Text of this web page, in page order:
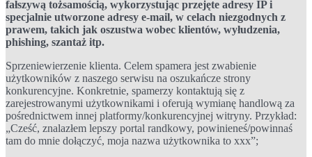
fałszywą tożsamością, wykorzystując przejęte adresy IP i
specjalnie utworzone adresy e-mail, w celach niezgodnych z
prawem, takich jak oszustwa wobec klientów, wyłudzenia,
phishing, szantaż itp.
Sprzeniewierzenie klienta. Celem spamera jest zwabienie
użytkowników z naszego serwisu na oszukańcze strony
konkurencyjne. Konkretnie, spamerzy kontaktują się z
zarejestrowanymi użytkownikami i oferują wymianę handlową za
pośrednictwem innej platformy/konkurencyjnej witryny. Przykład:
„Cześć, znalazłem lepszy portal randkowy, powinieneś/powinnaś
tam do mnie dołączyć, moja nazwa użytkownika to xxx”;